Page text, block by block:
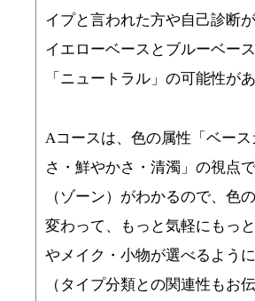
イプと言われた方や自己診断が
イエローベースとブルーベー
「ニュートラル」の可能性が
Aコースは、色の属性「ベー
さ・鮮やかさ・清濁」の視点
（ゾーン）がわかるので、色
変わって、もっと気軽にもっ
やメイク・小物が選べるように
（タイプ分類との関連性もお